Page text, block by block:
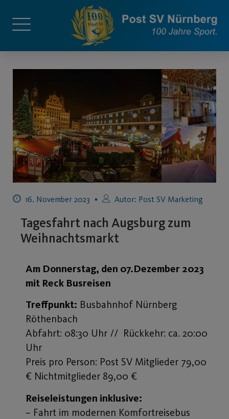
16. November 2023 Autor: Post SV Marketing
Tagesfahrt nach Augsburg zum
Weihnachtsmarkt
Am Donnerstag, den 07.Dezember 2023
mit Reck Busreisen
Treffpunkt: Busbahnhof Nürnberg
Röthenbach
Abfahrt: 08:30 Uhr // Rückkehr: ca. 20:00
Uhr
Preis pro Person: Post SV Mitglieder 79,00
€ Nichtmitglieder 89,00 €
Reiseleistungen inklusive:
– Fahrt im modernen Komfortreisebus